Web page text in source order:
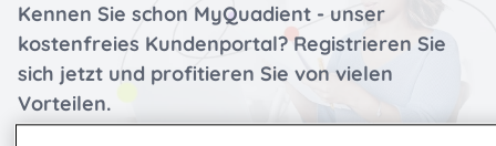
Kennen Sie schon MyQuadient - unser
kostenfreies Kundenportal? Registrieren Sie
sich jetzt und profitieren Sie von vielen
Vorteilen.